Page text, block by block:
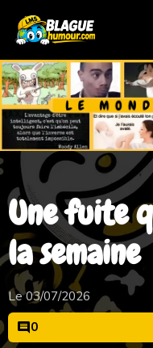
Une fuite
la semaine
Le 03/07/2026
0